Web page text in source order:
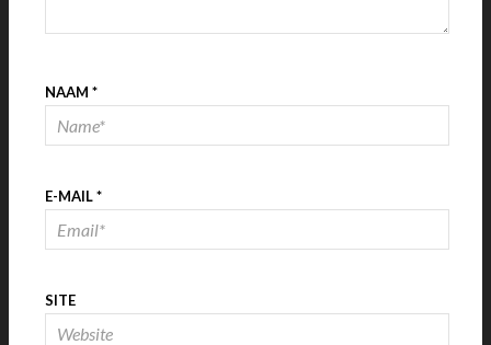
NAAM *
E-MAIL*
SITE